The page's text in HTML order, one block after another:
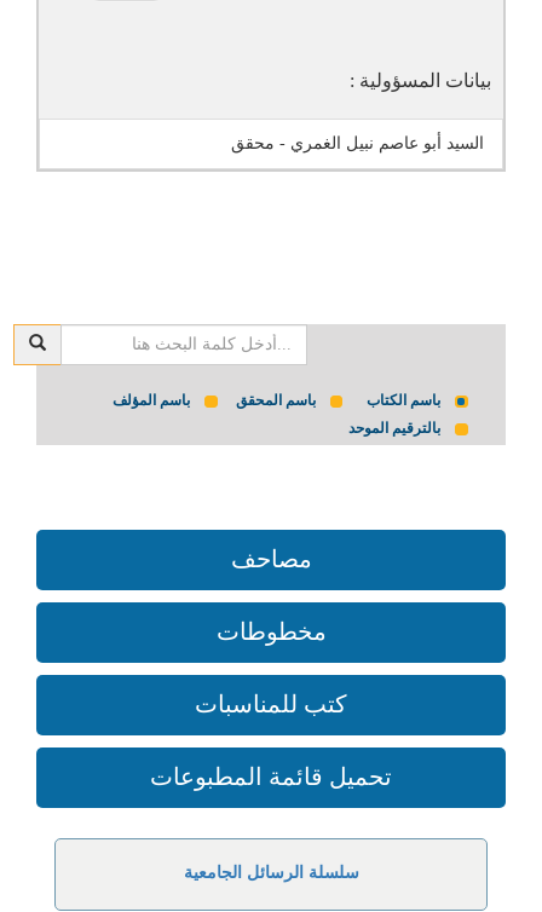
بيانات المسؤولية :
السيد أبو عاصم نبيل الغمري - محقق
باسم الكتاب باسم المحقق
باسم المؤلف
بالترقيم الموحد
مصاحف
مخطوطات
كتب للمناسبات
تحميل قائمة المطبوعات
سلسلة الرسائل الجامعية